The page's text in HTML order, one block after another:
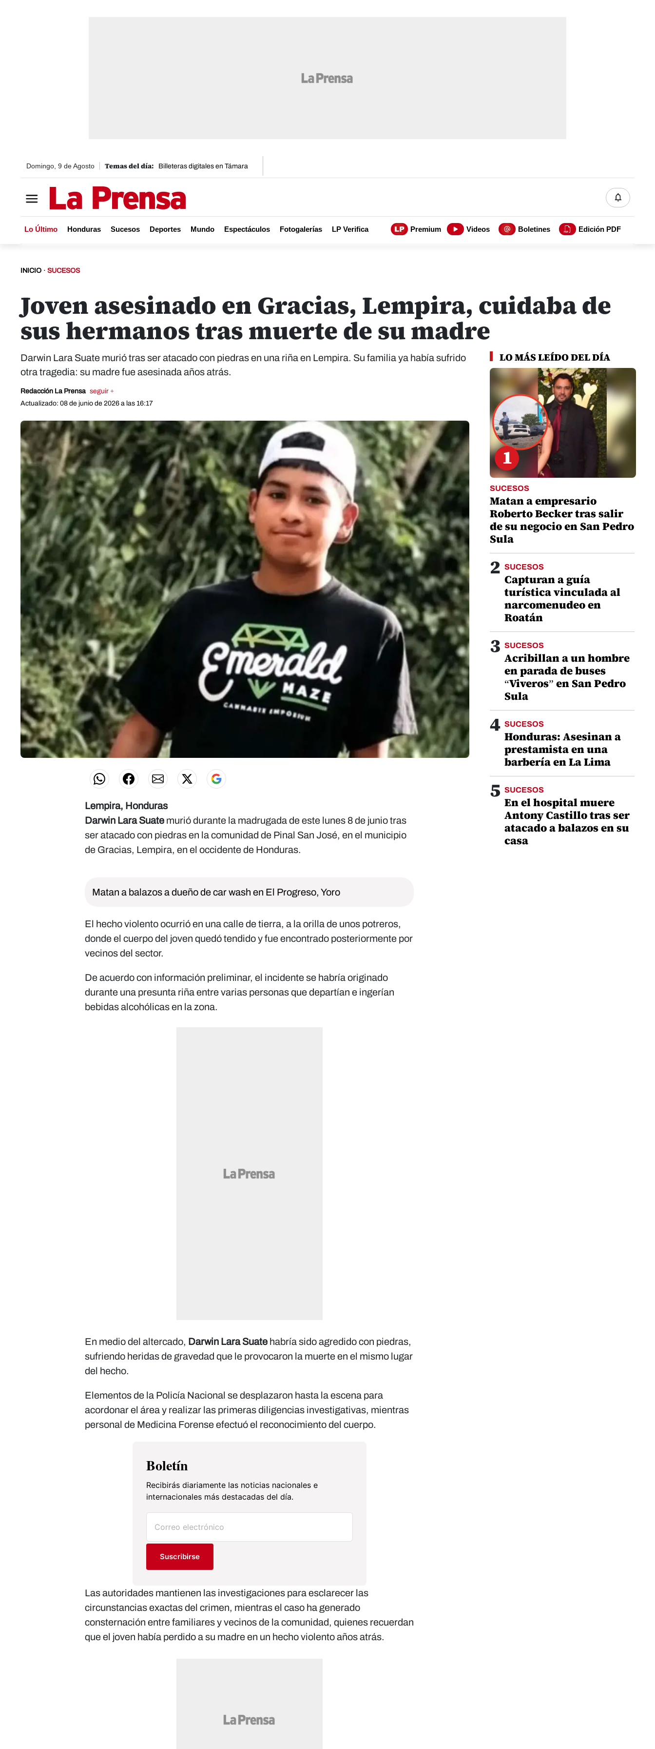
Domingo, 9 de Agosto Billeteras digitales en Támara
Lo Último Honduras Sucesos Deportes Mundo Espectáculos Fotogalerías LP Verifica Premium Videos Boletines Edición PDF
INICIO · SUCESOS
Joven asesinado en Gracias, Lempira, cuidaba de
sus hermanos tras muerte de su madre
Darwin Lara Suate murió tras ser atacado con piedras en una riña en Lempira. Su familia ya había sufrido
otra tragedia: su madre fue asesinada años atrás.​​​​​​
Redacción La Prensa seguir +
Actualizado: 08 de junio de 2026 a las 16:17
Lempira, Honduras
Darwin Lara Suate murió durante la madrugada de este lunes 8 de junio tras
ser atacado con piedras en la comunidad de Pinal San José, en el municipio
de Gracias, Lempira, en el occidente de Honduras.
Matan a balazos a dueño de car wash en El Progreso, Yoro
El hecho violento ocurrió en una calle de tierra, a la orilla de unos potreros,
donde el cuerpo del joven quedó tendido y fue encontrado posteriormente por
vecinos del sector.
De acuerdo con información preliminar, el incidente se habría originado
durante una presunta riña entre varias personas que departían e ingerían
bebidas alcohólicas en la zona.
En medio del altercado, Darwin Lara Suate habría sido agredido con piedras,
sufriendo heridas de gravedad que le provocaron la muerte en el mismo lugar
del hecho.
Elementos de la Policía Nacional se desplazaron hasta la escena para
acordonar el área y realizar las primeras diligencias investigativas, mientras
personal de Medicina Forense efectuó el reconocimiento del cuerpo.
Boletín
Recibirás diariamente las noticias nacionales e
internacionales más destacadas del día.
Suscribirse
Las autoridades mantienen las investigaciones para esclarecer las
circunstancias exactas del crimen, mientras el caso ha generado
consternación entre familiares y vecinos de la comunidad, quienes recuerdan
que el joven había perdido a su madre en un hecho violento años atrás.
LO MÁS LEÍDO DEL DÍA
1
SUCESOS
Matan a empresario
Roberto Becker tras salir
de su negocio en San Pedro
Sula
2 SUCESOS
Capturan a guía
turística vinculada al
narcomenudeo en
Roatán
3 SUCESOS
Acribillan a un hombre
en parada de buses
“Viveros” en San Pedro
Sula
4 SUCESOS
Honduras: Asesinan a
prestamista en una
barbería en La Lima
5 SUCESOS
En el hospital muere
Antony Castillo tras ser
atacado a balazos en su
casa